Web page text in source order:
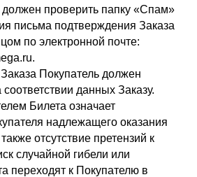
должен проверить папку «Спам»
письма подтверждения Заказа
по электронной почте:
Покупатель должен
данных Заказу.
Билета означает
надлежащего оказания
отсутствие претензий к
случайной гибели или
переходят к Покупателю в